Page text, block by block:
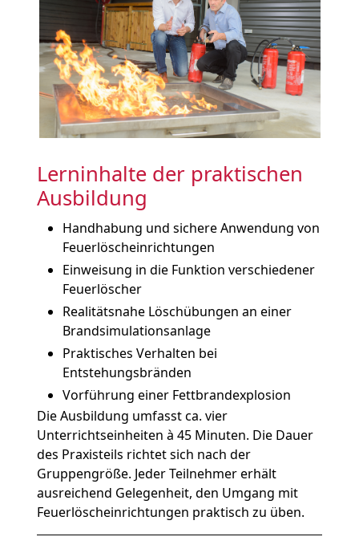
Lerninhalte der praktischen
Ausbildung
Handhabung und sichere Anwendung von
Feuerlöscheinrichtungen
Einweisung in die Funktion verschiedener
Feuerlöscher
Realitätsnahe Löschübungen an einer
Brandsimulationsanlage
Praktisches Verhalten bei
Entstehungsbränden
Vorführung einer Fettbrandexplosion
Die Ausbildung umfasst ca. vier
Unterrichtseinheiten à 45 Minuten. Die Dauer
des Praxisteils richtet sich nach der
Gruppengröße. Jeder Teilnehmer erhält
ausreichend Gelegenheit, den Umgang mit
Feuerlöscheinrichtungen praktisch zu üben.